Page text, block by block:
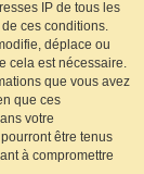
IP de tous les
ces conditions.
déplace ou
cela est nécessaire.
que vous avez
que ces
votre
être tenus
à compromettre